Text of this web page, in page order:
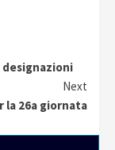
designazioni
Next
la 26a giornata